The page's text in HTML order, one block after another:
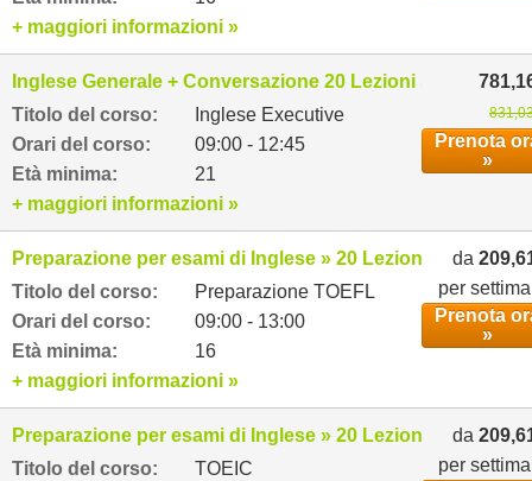
+ maggiori informazioni »
Inglese Generale + Conversazione 20 Lezioni settimanali
Titolo del corso:
Inglese Executive
Orari del corso:
09:00 - 12:45
Età minima:
21
Prenota
»
+ maggiori informazioni »
Preparazione per esami di Inglese » 20 Lezioni settimanali
Titolo del corso:
Preparazione TOEFL
Orari del corso:
09:00 - 13:00
Età minima:
16
da
per
Prenota
»
+ maggiori informazioni »
Preparazione per esami di Inglese » 20 Lezioni settimanali
Titolo del corso:
TOEIC
da
per